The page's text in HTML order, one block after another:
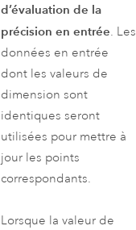
d’évaluation de la
précision en entrée. Les
données en entrée
dont les valeurs de
dimension sont
identiques seront
utilisées pour mettre à
jour les points
correspondants.
Lorsque la valeur de